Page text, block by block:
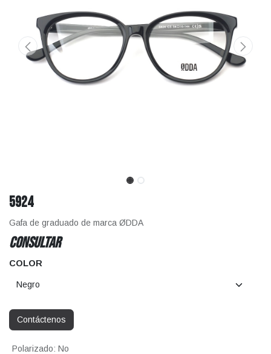
5924
Gafa de graduado de marca ØDDA
CONSULTAR
COLOR
Contáctenos
Polarizado: No